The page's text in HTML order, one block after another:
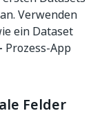
Verwenden
ein Dataset
Prozess-App
Felder